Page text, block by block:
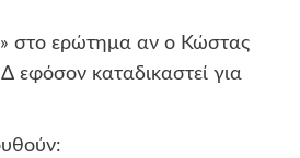
στο ερώτημα αν ο Κώστας
εφόσον καταδικαστεί για